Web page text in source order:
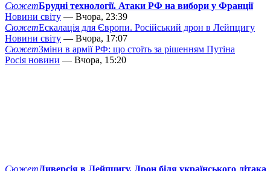
СюжетБрудні технології. Атаки РФ на вибори у Франції
Новини світу — Вчора, 23:39
СюжетЕскалація для Європи. Російський дрон в Лейпцигу
Новини світу — Вчора, 17:07
СюжетЗміни в армії РФ: що стоїть за рішенням Путіна
Росія новини — Вчора, 15:20